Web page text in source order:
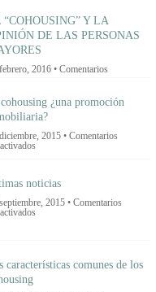
“COHOUSING” Y LA
DE LAS PERSONAS
2016 • Comentarios
¿una promoción
2015 • Comentarios
en
promoción
noticias
2015 • Comentarios
en
características comunes de los